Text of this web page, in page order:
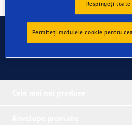
Contact
Respingeți toate
Permiteți modulele cookie pentru